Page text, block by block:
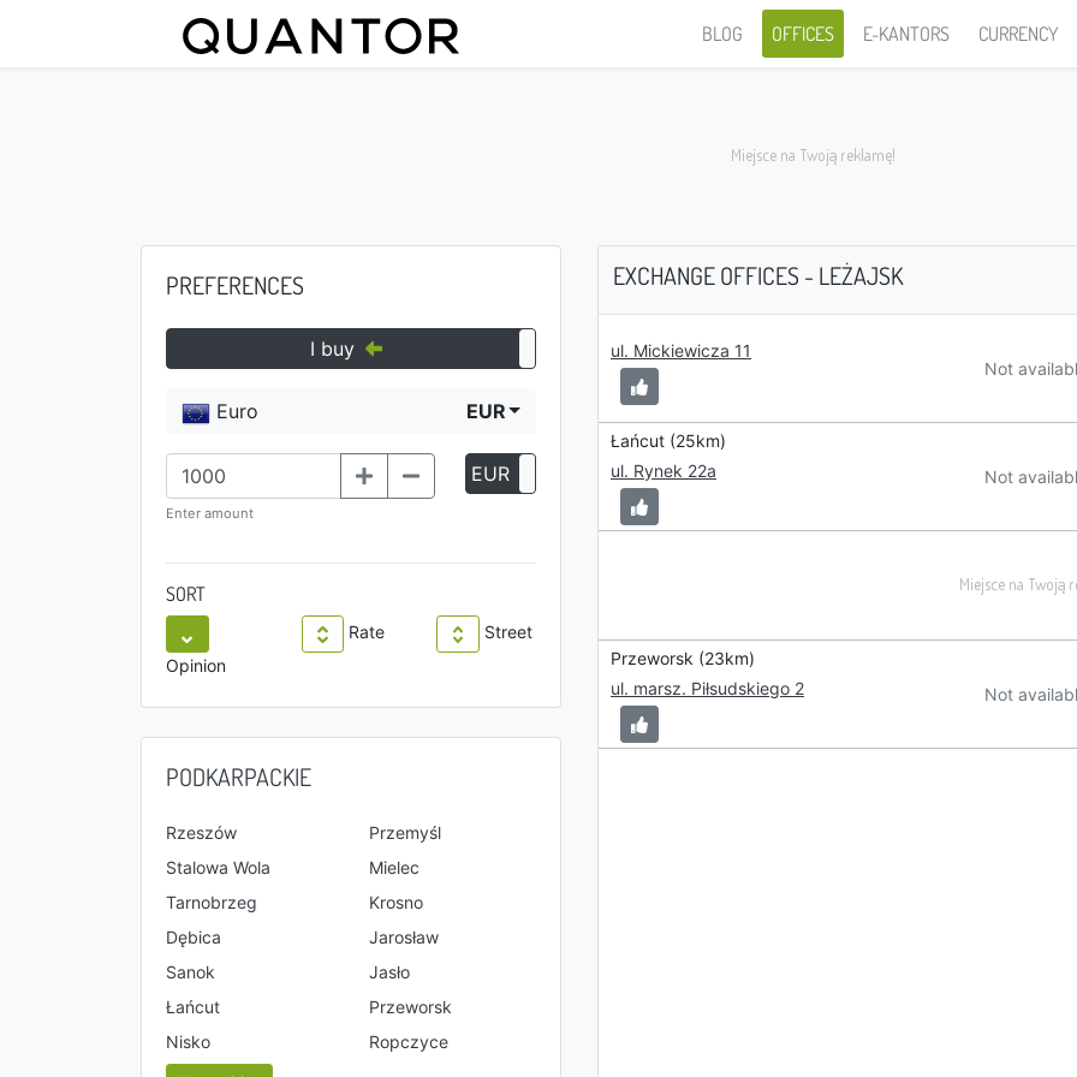
BLOG OFFICES E-KANTORS CURRENCY
PREFERENCES
I buy I sell
Euro EUR
Enter amount
EUR
SORT
Opinion
Rate Street
PODKARPACKIE
Rzeszów
Przemyśl
Stalowa Wola
Mielec
Tarnobrzeg
Krosno
Dębica
Jarosław
Sanok
Jasło
Łańcut
Przeworsk
Nisko
Ropczyce
EXCHANGE OFFICES - LEŻAJSK
ul. Mickiewicza 11
Not
Łańcut (25km)
ul. Rynek 22a
Not
Przeworsk (23km)
ul. marsz. Piłsudskiego 2
Not